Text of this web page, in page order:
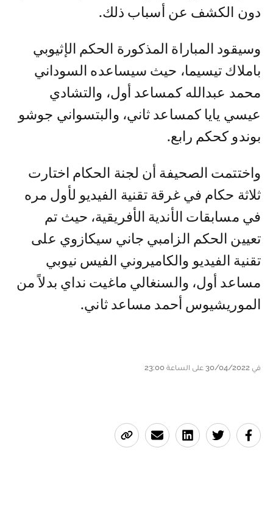
دون الكشف عن أسباب ذلك.
وسيقود المباراة المذكورة الحكم الإثيوبي
باملاك تيسيما، حيث سيساعده السوداني
محمد عبدالله كمساعد أول، والتشادي
عيسي يايا كمساعد ثاني، والبتسواني جوشو
بوندو كحكم رابع.
واختتمت الصحيفة أن لجنة الحكام اختارت
ثلاثة حكام في غرقة تقنية الفيديو لأول مره
في مسابقات الأندية الأفريقية، حيث تم
تعيين الحكم الزامبي جاني سيكازوي على
تقنية الفيديو والكاميروني الفيس نيوبي
مساعد أول، والسنغالي ماغيت نداي بدلاً من
الموريشيوس أحمد مساعد ثاني.
في 30/04/2022 على الساعة 23:00